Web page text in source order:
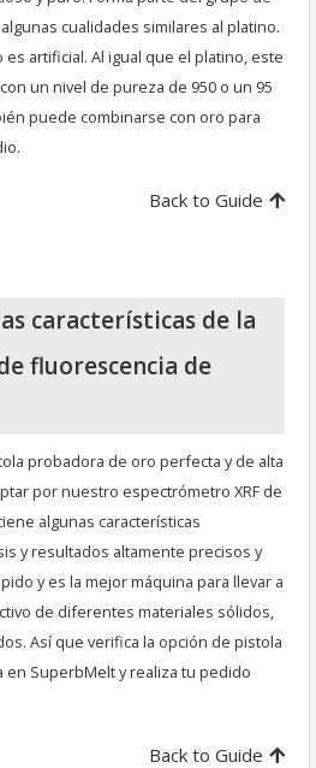
cualidades similares al platino.
artificial. Al igual que el platino, este
un nivel de pureza de 950 o un 95
puede combinarse con oro para
Back to Guide
características de la
fluorescencia de
probadora de oro perfecta y de alta
por nuestro espectrómetro XRF de
algunas características
y resultados altamente precisos y
y es la mejor máquina para llevar a
de diferentes materiales sólidos,
Así que verifica la opción de pistola
SuperbMelt y realiza tu pedido
Back to Guide